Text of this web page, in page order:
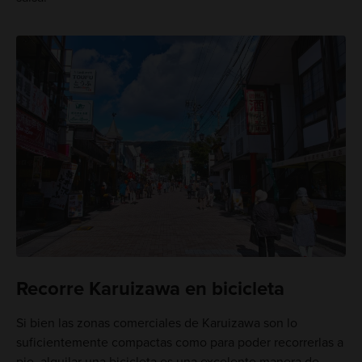
Recorre Karuizawa en bicicleta
Si bien las zonas comerciales de Karuizawa son lo
suficientemente compactas como para poder recorrerlas a